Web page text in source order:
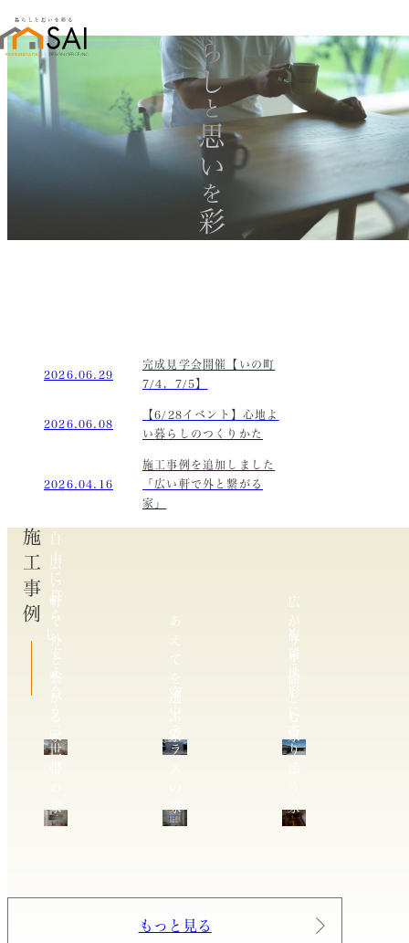
暮らし
と
思い
を
彩る
2026.06.29
完成見学会開催【いの町
7/4，7/5】
2026.06.08
【6/28イベント】心地よ
い暮らしのつくりかた
2026.04.16
施工事例を追加しました
「広い軒で外と繋がる
家」
施工事例
広
い
軒
で
外
と
繋
が
る
あ
え
て
を
選
広
が
り
を
愉
し
自
由
に
暮
ら
し、
支
え
合
う
世
家
空
ラ
家
複
雑
地
形
り
家
もっと見る